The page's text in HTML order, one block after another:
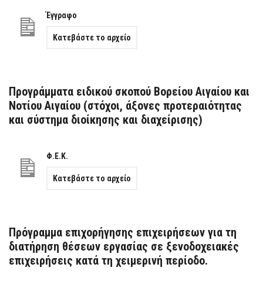
Έγγραφο
Κατεβάστε το αρχείο
Προγράμματα ειδικού σκοπού Βορείου Αιγαίου και
Νοτίου Αιγαίου (στόχοι, άξονες προτεραιότητας
και σύστημα διοίκησης και διαχείρισης)
Φ.Ε.Κ.
Κατεβάστε το αρχείο
Πρόγραμμα επιχορήγησης επιχειρήσεων για τη
διατήρηση θέσεων εργασίας σε ξενοδοχειακές
επιχειρήσεις κατά τη χειμερινή περίοδο.